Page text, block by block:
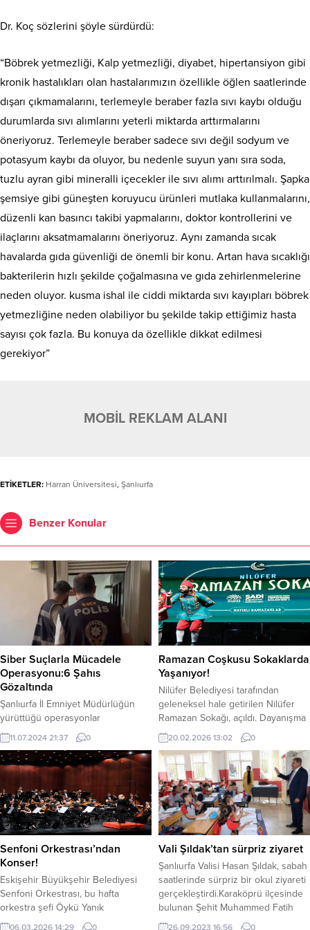
Dr. Koç sözlerini şöyle sürdürdü:
“Böbrek yetmezliği, Kalp yetmezliği, diyabet, hipertansiyon gibi
kronik hastalıkları olan hastalarımızın özellikle öğlen saatlerinde
dışarı çıkmamalarını, terlemeyle beraber fazla sıvı kaybı olduğu
durumlarda sıvı alımlarını yeterli miktarda arttırmalarını
öneriyoruz. Terlemeyle beraber sadece sıvı değil sodyum ve
potasyum kaybı da oluyor, bu nedenle suyun yanı sıra soda,
tuzlu ayran gibi mineralli içecekler ile sıvı alımı arttırılmalı. Şapka
şemsiye gibi güneşten koruyucu ürünleri mutlaka kullanmalarını,
düzenli kan basıncı takibi yapmalarını, doktor kontrollerini ve
ilaçlarını aksatmamalarını öneriyoruz. Aynı zamanda sıcak
havalarda gıda güvenliği de önemli bir konu. Artan hava sıcaklığı
bakterilerin hızlı şekilde çoğalmasına ve gıda zehirlenmelerine
neden oluyor. kusma ishal ile ciddi miktarda sıvı kayıpları böbrek
yetmezliğine neden olabiliyor bu şekilde takip ettiğimiz hasta
sayısı çok fazla. Bu konuya da özellikle dikkat edilmesi
gerekiyor”
MOBİL REKLAM ALANI
ETİKETLER: Harran Üniversitesi, Şanlıurfa
Benzer Konular
Siber Suçlarla Mücadele
Operasyonu:6 Şahıs
Gözaltında
Şanlıurfa İl Emniyet Müdürlüğün
yürüttüğü operasyonlar
çerçevesinde, Siber Suçlarla
Mücadele Şube Müdürlüğü
tarafından gerçekleştirilen
çalışmalar sonucunda, çeşitli
suçlardan aranan 6 kişi yakalanarak
gözaltına alındı. Yapılan çalışmalar
neticesinde Bilişim Sistemleri ve
Kredi Kartı Bilgilerini Kullanmak
Suretiyle Dolandırıcılık suçundan
aranan 4 şahıs, Kişisel Verileri
Hukuka Aykırı Olarak Kullanmak ve
Yaymak suçundan aranan...
11.07.2024 21:37 0
Ramazan Coşkusu Sokaklarda
Yaşanıyor!
Nilüfer Belediyesi tarafından
geleneksel hale getirilen Nilüfer
Ramazan Sokağı, açıldı. Dayanışma
ve birliktelik ruhunun yaşatıldığı
sokak, ilk günden her yaştan
vatandaşın ilgi odağı oldu. ​Nilüfer
Belediyesi’nin Ramazan ayının
manevi atmosferini sosyal
etkinliklerle buluşturmak amacıyla
kurduğu Nilüfer Ramazan Sokağı,
Nilüfer Belediyesi Halk Evi
önündeki Cumhuriyet Meydanı’nda
ziyarete açıldı. Meydanı dolduran
vatandaşlar,...
20.02.2026 13:02 0
Senfoni Orkestrası’ndan
Konser!
Eskişehir Büyükşehir Belediyesi
Senfoni Orkestrası, bu hafta
orkestra şefi Öykü Yanık
yönetiminde, keman sanatçısı
06.03.2026 14:29 0
Vali Şıldak’tan sürpriz ziyaret
Şanlıurfa Valisi Hasan Şıldak, sabah
saatlerinde sürpriz bir okul ziyareti
gerçekleştirdi.Karaköprü ilçesinde
bulunan Şehit Muhammed Fatih
Safitürk İlkokulunu ziyaret eden
26.09.2023 16:56 0